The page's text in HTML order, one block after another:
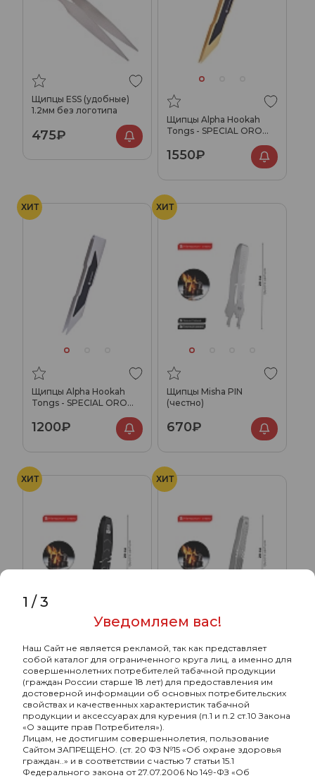
Щипцы ESS (удобные)
1.2мм без логотипа
475₽
Щипцы Alpha Hookah
Tongs - SPECIAL ORO
1550₽
ХИТ
Щипцы Alpha Hookah
Tongs - SPECIAL ORO
1200₽
ХИТ
Щипцы Misha PIN
(честно)
670₽
ХИТ
Щипцы Misha PIN (лапки)
670₽
ХИТ
Щипцы Alpha Hookah
Tongs - Silver
650₽
ХИТ ХИТ
1 /3
Уведомляем вас!
Наш Сайт не является рекламой, так как представляет
собой каталог для ограниченного круга лиц, а именно для
совершеннолетних потребителей табачной продукции
(граждан России старше 18 лет) для предоставления им
достоверной информации об основных потребительских
свойствах и качественных характеристик табачной
продукции и аксессуарах для курения (п.1 и п.2 ст.10 Закона
«О защите прав Потребителя»).
Лицам, не достигшим совершеннолетия, пользование
Сайтом ЗАПРЕЩЕНО. (ст. 20 ФЗ №15 «Об охране здоровья
граждан..» и в соответствии с частью 7 статьи 15.1
Федерального закона от 27.07.2006 No 149-ФЗ «Об